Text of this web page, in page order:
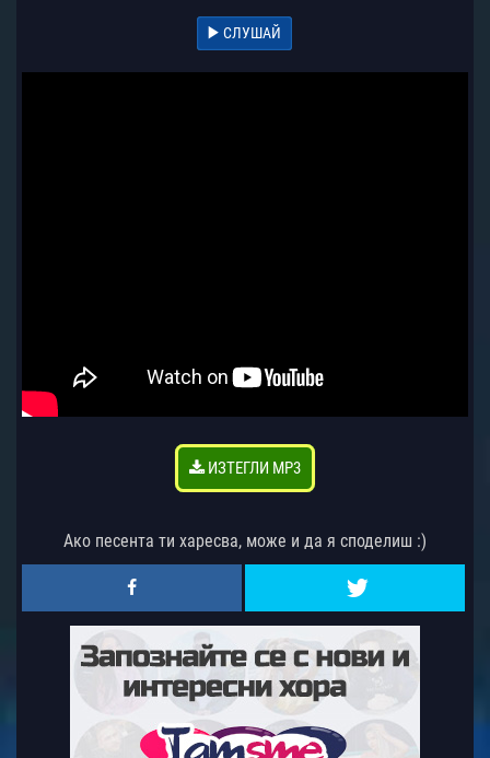
СЛУШАЙ
ИЗТЕГЛИ MP3
Ако песента ти харесва, може и да я споделиш :)